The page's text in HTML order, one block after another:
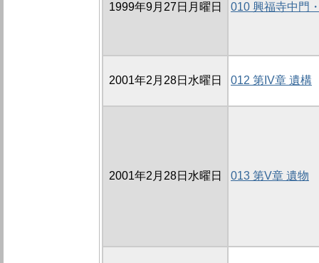
1999年9月27日月曜日 010 興福寺中門
2001年2月28日水曜日 012 第IV章 遺構
2001年2月28日水曜日 013 第V章 遺物